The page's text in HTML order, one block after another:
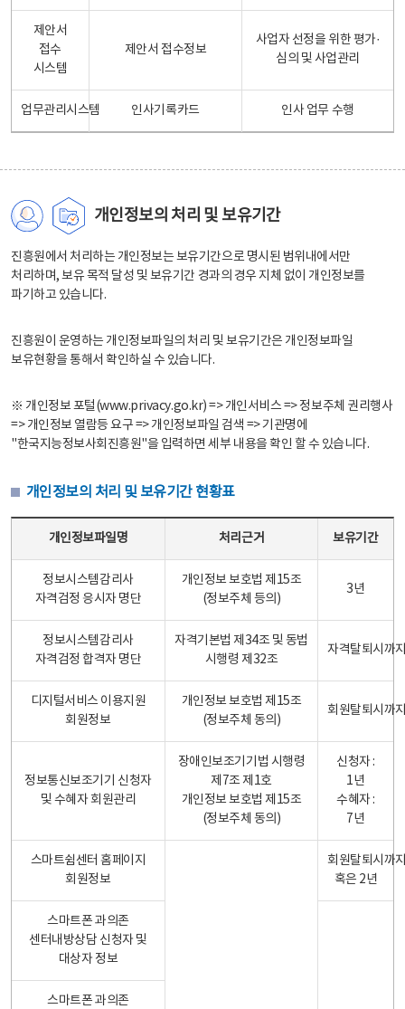
제안서
접수
시스템
제안서 접수정보
사업자 선정을 위한 평가·
심의 및 사업관리
업무관리시스템 인사기록카드 인사 업무 수행
개인정보의 처리 및 보유기간
진흥원에서 처리하는 개인정보는 보유기간으로 명시된 범위내에서만
처리하며, 보유 목적 달성 및 보유기간 경과의 경우 지체 없이 개인정보를
파기하고 있습니다.
진흥원이 운영하는 개인정보파일의 처리 및 보유기간은 개인정보파일
보유현황을 통해서 확인하실 수 있습니다.
※ 개인정보 포털(www.privacy.go.kr) => 개인서비스 => 정보주체 권리행사
=> 개인정보 열람등 요구 => 개인정보파일 검색 => 기관명에
"한국지능정보사회진흥원"을 입력하면 세부 내용을 확인 할 수 있습니다.
개인정보의 처리 및 보유기간 현황표
개인정보파일명 처리근거 보유기간
정보시스템감리사
자격검정 응시자 명단
개인정보 보호법 제15조
(정보주체 등의)
3년
정보시스템감리사
자격검정 합격자 명단
자격기본법 제34조 및 동법
시행령 제32조
자격탈퇴시까
디지털서비스 이용지원
회원정보
개인정보 보호법 제15조
(정보주체 동의)
회원탈퇴시까
정보통신보조기기 신청자
및 수혜자 회원관리
장애인보조기기법 시행령
제7조 제1호
개인정보 보호법 제15조
(정보주체 동의)
신청자 :
1년
수혜자 :
7년
스마트쉼센터 홈페이지
회원정보
회원탈퇴시까
혹은 2년
스마트폰 과의존
센터내방상담 신청자 및
대상자 정보
스마트폰 과의존